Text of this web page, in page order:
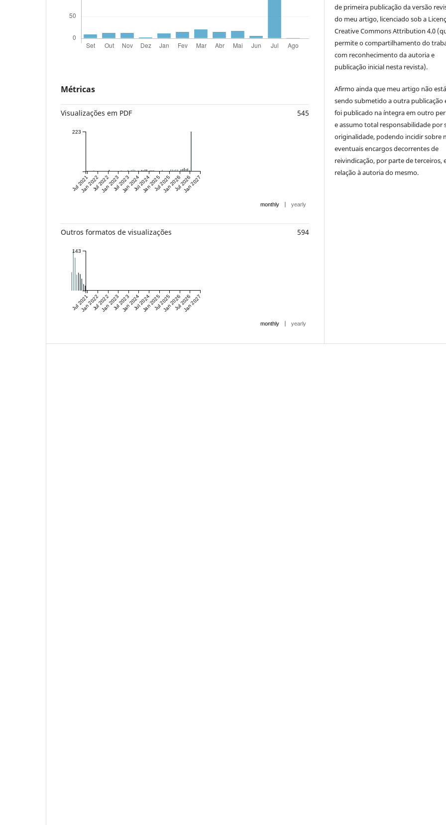
Métricas
Visualizações em PDF 545
Jul 2021Jan 2022Jul 2022Jan 2023Jul 2023Jan 2024Jul 2024Jan 2025Jul 2025Jan 2026Jul 2026Jan 2027
223
monthly | yearly
Outros formatos de visualizações 594
Jul 2021Jan 2022Jul 2022Jan 2023Jul 2023Jan 2024Jul 2024Jan 2025Jul 2025Jan 2026Jul 2026Jan 2027
143
monthly | yearly
de primeira publicação da versão
do meu artigo, licenciado sob a
Creative Commons Attribution 4.0
permite o compartilhamento do
com reconhecimento da autoria e
publicação inicial nesta revista).
Afirmo ainda que meu artigo não
sendo submetido a outra publicação
foi publicado na íntegra em outro
e assumo total responsabilidade por
originalidade, podendo incidir sobre
eventuais encargos decorrentes de
reivindicação, por parte de terceiros,
relação à autoria do mesmo.